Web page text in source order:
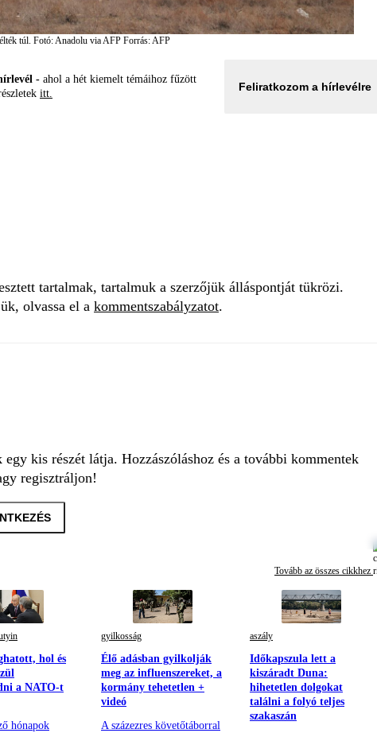
túl. Fotó: Anadolu via AFP Forrás: AFP
- ahol a hét kiemelt témáihoz fűzött
itt.
Feliratkozom a hírlevélre
tartalmak, tartalmuk a szerzőjük álláspontját tükrözi.
olvassa el a kommentszabályzatot.
egy kis részét látja. Hozzászóláshoz és a további kommentek
regisztráljon!
Tovább az összes cikkhez
hol és
a NATO-t
hónapok
gyilkosság
Élő adásban gyilkolják
meg az influenszereket, a
kormány tehetetlen +
videó
A százezres követőtáborral
aszály
Időkapszula lett a
kiszáradt Duna:
hihetetlen dolgokat
találni a folyó teljes
szakaszán